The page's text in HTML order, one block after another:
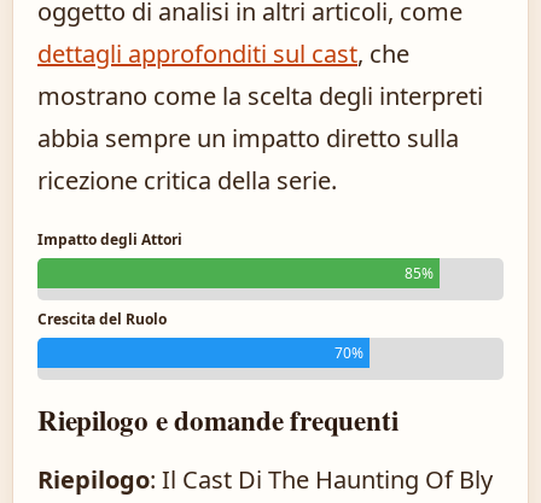
oggetto di analisi in altri articoli, come
dettagli approfonditi sul cast, che
mostrano come la scelta degli interpreti
abbia sempre un impatto diretto sulla
ricezione critica della serie.
Impatto degli Attori
85%
Crescita del Ruolo
70%
Riepilogo e domande frequenti
Riepilogo: Il Cast Di The Haunting Of Bly